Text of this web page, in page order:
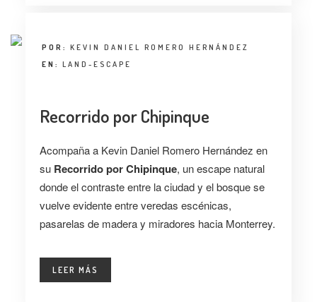
POR: KEVIN DANIEL ROMERO HERNÁNDEZ
EN: LAND-ESCAPE
Recorrido por Chipinque
Acompaña a Kevin Daniel Romero Hernández en
su Recorrido por Chipinque, un escape natural
donde el contraste entre la ciudad y el bosque se
vuelve evidente entre veredas escénicas,
pasarelas de madera y miradores hacia Monterrey.
LEER MÁS